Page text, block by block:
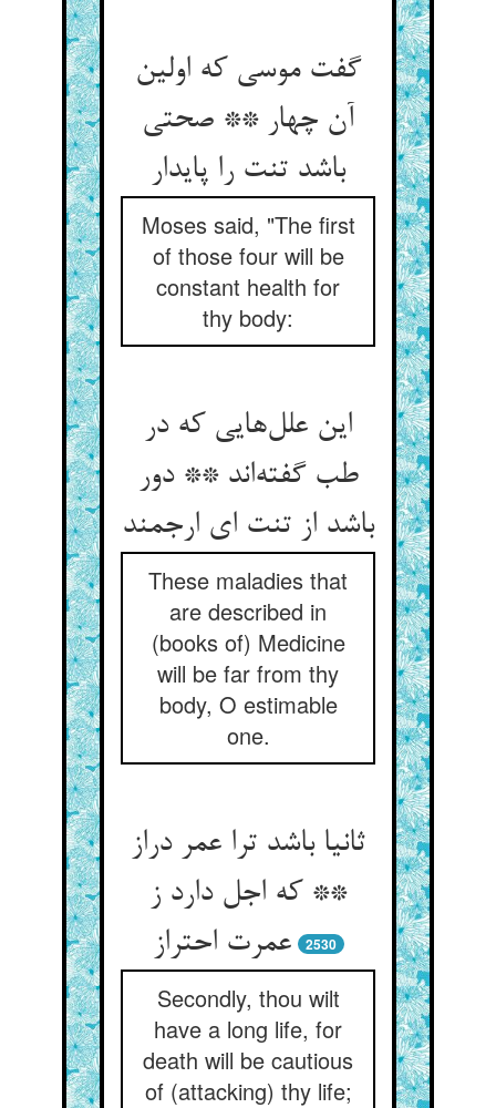
گفت موسی که اولین
آن چهار ** صحتی
باشد تنت را پایدار
Moses said, "The first
of those four will be
constant health for
thy body:
این علل‌هایی که در
طب گفته‌اند ** دور
باشد از تنت ای ارجمند
These maladies that
are described in
(books of) Medicine
will be far from thy
body, O estimable
one.
ثانیا باشد ترا عمر دراز
** که اجل دارد ز
عمرت احتراز
2530
Secondly, thou wilt
have a long life, for
death will be cautious
of (attacking) thy life;